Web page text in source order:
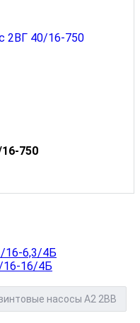
750
16-6,3/4Б
16-16/4Б
насосы А2 2ВВ